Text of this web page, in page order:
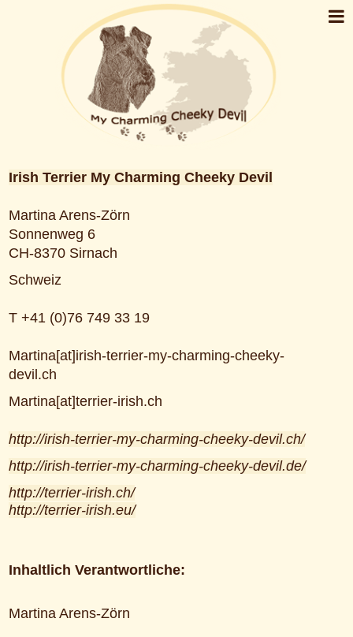
Irish Terrier My Charming Cheeky Devil
Martina Arens-Zörn
Sonnenweg 6
CH-8370 Sirnach
Schweiz
T +41 (0)76 749 33 19
Martina[at]irish-terrier-my-charming-cheeky-
devil.ch
Martina[at]terrier-irish.ch
http://irish-terrier-my-charming-cheeky-devil.ch/
http://irish-terrier-my-charming-cheeky-devil.de/
http://terrier-irish.ch/
http://terrier-irish.eu/
Inhaltlich Verantwortliche:
Martina Arens-Zörn